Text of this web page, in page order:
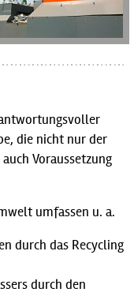
die nicht nur der
Voraussetzung
umfassen u. a.
durch das Recycling
durch den